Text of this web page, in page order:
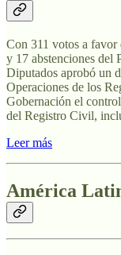
Con 311 votos a
y 17 abstenciones del
Diputados aprobó un
Operaciones de los
Gobernación el
del Registro Civil,
Leer más
América